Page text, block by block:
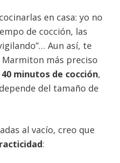
en casa: yo no
de cocción, las
Aun así, te
más preciso
40 minutos de cocción,
del tamaño de
al vacío, creo que
: